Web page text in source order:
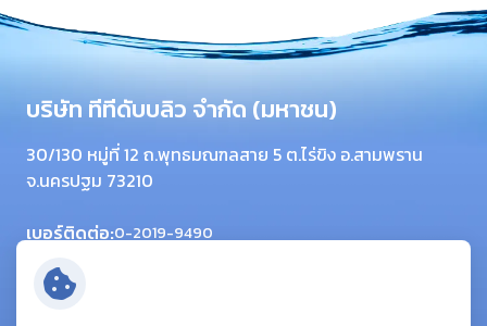
บริษัท ทีทีดับบลิว จำกัด (มหาชน)
30/130 หมู่ที่ 12 ถ.พุทธมณฑลสาย 5 ต.ไร่ขิง อ.สามพราน
จ.นครปฐม 73210
เบอร์ติดต่อ:0-2019-9490
อีเมล:info@ttwplc.com